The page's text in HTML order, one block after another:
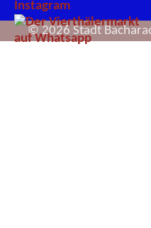
© 2026 Stadt